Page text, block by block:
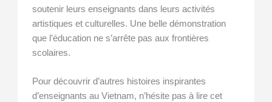
soutenir leurs enseignants dans leurs activités
artistiques et culturelles. Une belle démonstration
que l’éducation ne s’arrête pas aux frontières
scolaires.
Pour découvrir d’autres histoires inspirantes
d’enseignants au Vietnam, n’hésite pas à lire cet